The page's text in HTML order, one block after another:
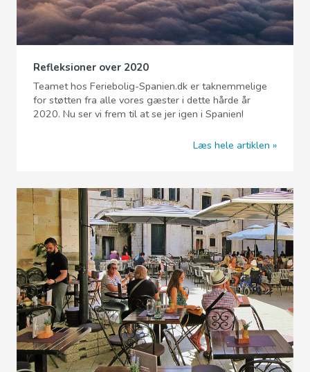
Refleksioner over 2020
Teamet hos Feriebolig-Spanien.dk er taknemmelige
for støtten fra alle vores gæster i dette hårde år
2020. Nu ser vi frem til at se jer igen i Spanien!
Læs hele artiklen